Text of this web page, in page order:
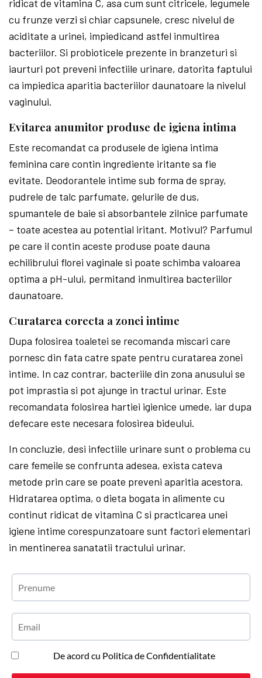
ridicat de vitamina C, asa cum sunt citricele, legumele
cu frunze verzi si chiar capsunele, cresc nivelul de
aciditate a urinei, impiedicand astfel inmultirea
bacteriilor. Si probioticele prezente in branzeturi si
iaurturi pot preveni infectiile urinare, datorita faptului
ca impiedica aparitia bacteriilor daunatoare la nivelul
vaginului.
Evitarea anumitor produse de igiena intima
Este recomandat ca produsele de igiena intima
feminina care contin ingrediente iritante sa fie
evitate. Deodorantele intime sub forma de spray,
pudrele de talc parfumate, gelurile de dus,
spumantele de baie si absorbantele zilnice parfumate
– toate acestea au potential iritant. Motivul? Parfumul
pe care il contin aceste produse poate dauna
echilibrului florei vaginale si poate schimba valoarea
optima a pH-ului, permitand inmultirea bacteriilor
daunatoare.
Curatarea corecta a zonei intime
Dupa folosirea toaletei se recomanda miscari care
pornesc din fata catre spate pentru curatarea zonei
intime. In caz contrar, bacteriile din zona anusului se
pot imprastia si pot ajunge in tractul urinar. Este
recomandata folosirea hartiei igienice umede, iar dupa
defecare este necesara folosirea bideului.
In concluzie, desi infectiile urinare sunt o problema cu
care femeile se confrunta adesea, exista cateva
metode prin care se poate preveni aparitia acestora.
Hidratarea optima, o dieta bogata in alimente cu
continut ridicat de vitamina C si practicarea unei
igiene intime corespunzatoare sunt factori elementari
in mentinerea sanatatii tractului urinar.